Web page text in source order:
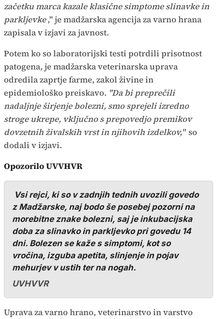
začetku marca kazale klasične simptome slinavke in
parkljevke," je madžarska agencija za varno hrana
zapisala v izjavi za javnost.
Potem ko so laboratorijski testi potrdili prisotnost
patogena, je madžarska veterinarska uprava
odredila zaprtje farme, zakol živine in
epidemiološko preiskavo. "Da bi preprečili
nadaljnje širjenje bolezni, smo sprejeli izredno
stroge ukrepe, vključno s prepovedjo premikov
dovzetnih živalskih vrst in njihovih izdelkov," so
dodali v izjavi.
Opozorilo UVVHVR
Vsi rejci, ki so v zadnjih tednih uvozili govedo
z Madžarske, naj bodo še posebej pozorni na
morebitne znake bolezni, saj je inkubacijska
doba za slinavko in parkljevko pri govedu 14
dni. Bolezen se kaže s simptomi, kot so
vročina, izguba apetita, slinjenje in pojav
mehurjev v ustih ter na nogah.
UVHVVR
Uprava za varno hrano, veterinarstvo in varstvo